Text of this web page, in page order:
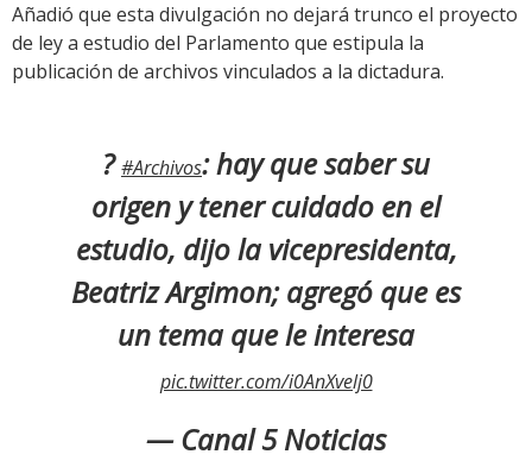
Añadió que esta divulgación no dejará trunco el proyecto
de ley a estudio del Parlamento que estipula la
publicación de archivos vinculados a la dictadura.
?#Archivos: hay que saber su
origen y tener cuidado en el
estudio, dijo la vicepresidenta,
Beatriz Argimon; agregó que es
un tema que le interesa
pic.twitter.com/i0AnXvelj0
— Canal 5 Noticias